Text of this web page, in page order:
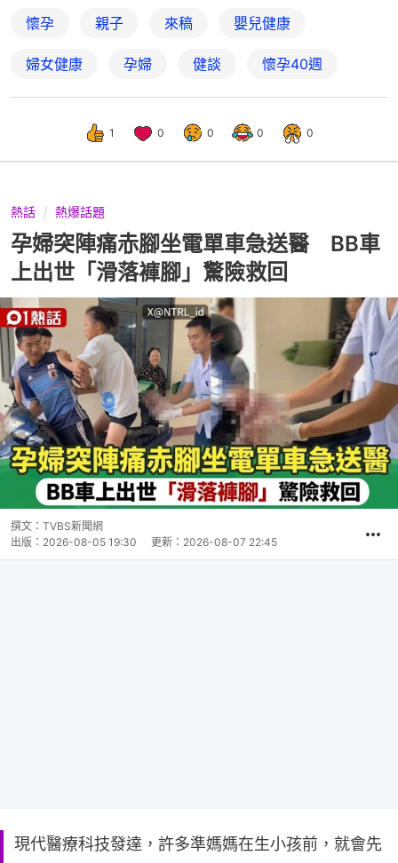
懷孕 親子 來稿 嬰兒健康
婦女健康 孕婦 健談 懷孕40週
1 0 0 0 0
熱話 熱爆話題
孕婦突陣痛赤腳坐電單車急送醫 BB車
上出世「滑落褲腳」驚險救回
撰文： TVBS新聞網
出版： 2026-08-05 19:30 更新： 2026-08-07 22:45
現代醫療科技發達，許多準媽媽在生小孩前，就會先